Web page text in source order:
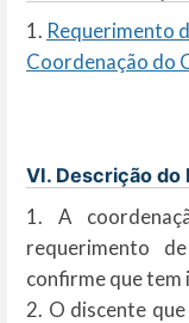
1. Requerimento
Coordenação do
VI. Descrição do
1. A
requerimento
confirme que tem
2. O discente